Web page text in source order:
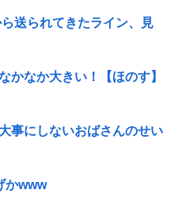
送られてきたライン、見
かなか大きい！【ほのす】
事にしないおばさんのせい
かwww